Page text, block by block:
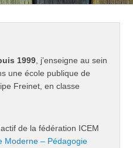
1999, j’enseigne au sein
une école publique de
Freinet, en classe
de la fédération ICEM
Moderne – Pédagogie